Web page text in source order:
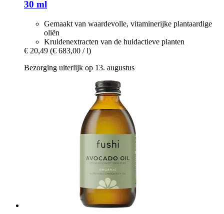
30 ml
Gemaakt van waardevolle, vitaminerijke plantaardige
oliën
Kruidenextracten van de huidactieve planten
€ 20,49 (€ 683,00 / l)
Bezorging uiterlijk op 13. augustus